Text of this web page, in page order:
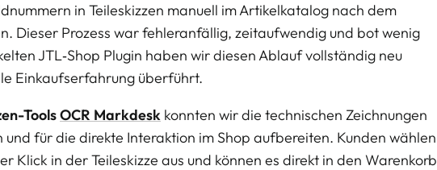
in Teileskizzen manuell im Artikelkatalog nach dem
Dieser Prozess war fehleranfällig, zeitaufwendig und bot wenig
JTL‑Shop Plugin haben wir diesen Ablauf vollständig neu
Einkaufserfahrung überführt.
Tools OCR Markdesk konnten wir die technischen Zeichnungen
für die direkte Interaktion im Shop aufbereiten. Kunden wählen
Klick in der Teileskizze aus und können es direkt in den Warenkorb